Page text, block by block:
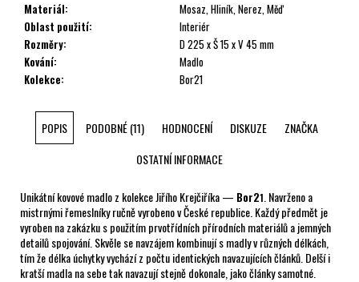
Materiál:
Mosaz, Hliník, Nerez, Měď
Oblast použití:
Interiér
Rozměry:
D 225 x Š 15 x V 45 mm
Kování:
Madlo
Kolekce: Bor21
POPIS PODOBNÉ (11) HODNOCENÍ DISKUZE
ZNAČKA
OSTATNÍ INFORMACE
Unikátní kovové madlo z kolekce Jiřího Krejčiříka — Bor21 . Navrženo a
mistrnými řemeslníky ručně vyrobeno v České republice. Každý předmět je
vyroben na zakázku s použitím prvotřídních přírodních materiálů a jemných
detailů spojování. Skvěle se navzájem kombinují s madly v různých délkách,
tím že délka úchytky vychází z počtu identických navazujících článků. Delší i
kratší madla na sebe tak navazují stejně dokonale, jako články samotné.